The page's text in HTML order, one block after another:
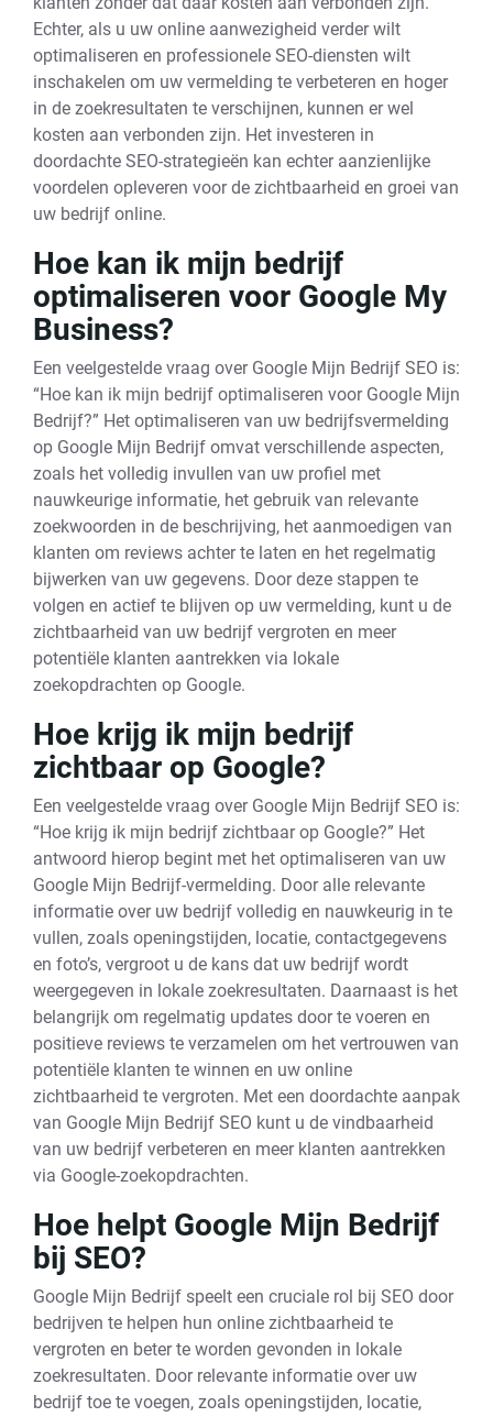
Echter, als u uw online aanwezigheid verder wilt
optimaliseren en professionele SEO-diensten wilt
inschakelen om uw vermelding te verbeteren en hoger
in de zoekresultaten te verschijnen, kunnen er wel
kosten aan verbonden zijn. Het investeren in
doordachte SEO-strategieën kan echter aanzienlijke
voordelen opleveren voor de zichtbaarheid en groei van
uw bedrijf online.
Hoe kan ik mijn bedrijf
optimaliseren voor Google My
Business?
Een veelgestelde vraag over Google Mijn Bedrijf SEO is:
“Hoe kan ik mijn bedrijf optimaliseren voor Google Mijn
Bedrijf?” Het optimaliseren van uw bedrijfsvermelding
op Google Mijn Bedrijf omvat verschillende aspecten,
zoals het volledig invullen van uw profiel met
nauwkeurige informatie, het gebruik van relevante
zoekwoorden in de beschrijving, het aanmoedigen van
klanten om reviews achter te laten en het regelmatig
bijwerken van uw gegevens. Door deze stappen te
volgen en actief te blijven op uw vermelding, kunt u de
zichtbaarheid van uw bedrijf vergroten en meer
potentiële klanten aantrekken via lokale
zoekopdrachten op Google.
Hoe krijg ik mijn bedrijf
zichtbaar op Google?
Een veelgestelde vraag over Google Mijn Bedrijf SEO is:
“Hoe krijg ik mijn bedrijf zichtbaar op Google?” Het
antwoord hierop begint met het optimaliseren van uw
Google Mijn Bedrijf-vermelding. Door alle relevante
informatie over uw bedrijf volledig en nauwkeurig in te
vullen, zoals openingstijden, locatie, contactgegevens
en foto’s, vergroot u de kans dat uw bedrijf wordt
weergegeven in lokale zoekresultaten. Daarnaast is het
belangrijk om regelmatig updates door te voeren en
positieve reviews te verzamelen om het vertrouwen van
potentiële klanten te winnen en uw online
zichtbaarheid te vergroten. Met een doordachte aanpak
van Google Mijn Bedrijf SEO kunt u de vindbaarheid
van uw bedrijf verbeteren en meer klanten aantrekken
via Google-zoekopdrachten.
Hoe helpt Google Mijn Bedrijf
bij SEO?
Google Mijn Bedrijf speelt een cruciale rol bij SEO door
bedrijven te helpen hun online zichtbaarheid te
vergroten en beter te worden gevonden in lokale
zoekresultaten. Door relevante informatie over uw
bedrijf toe te voegen, zoals openingstijden, locatie,